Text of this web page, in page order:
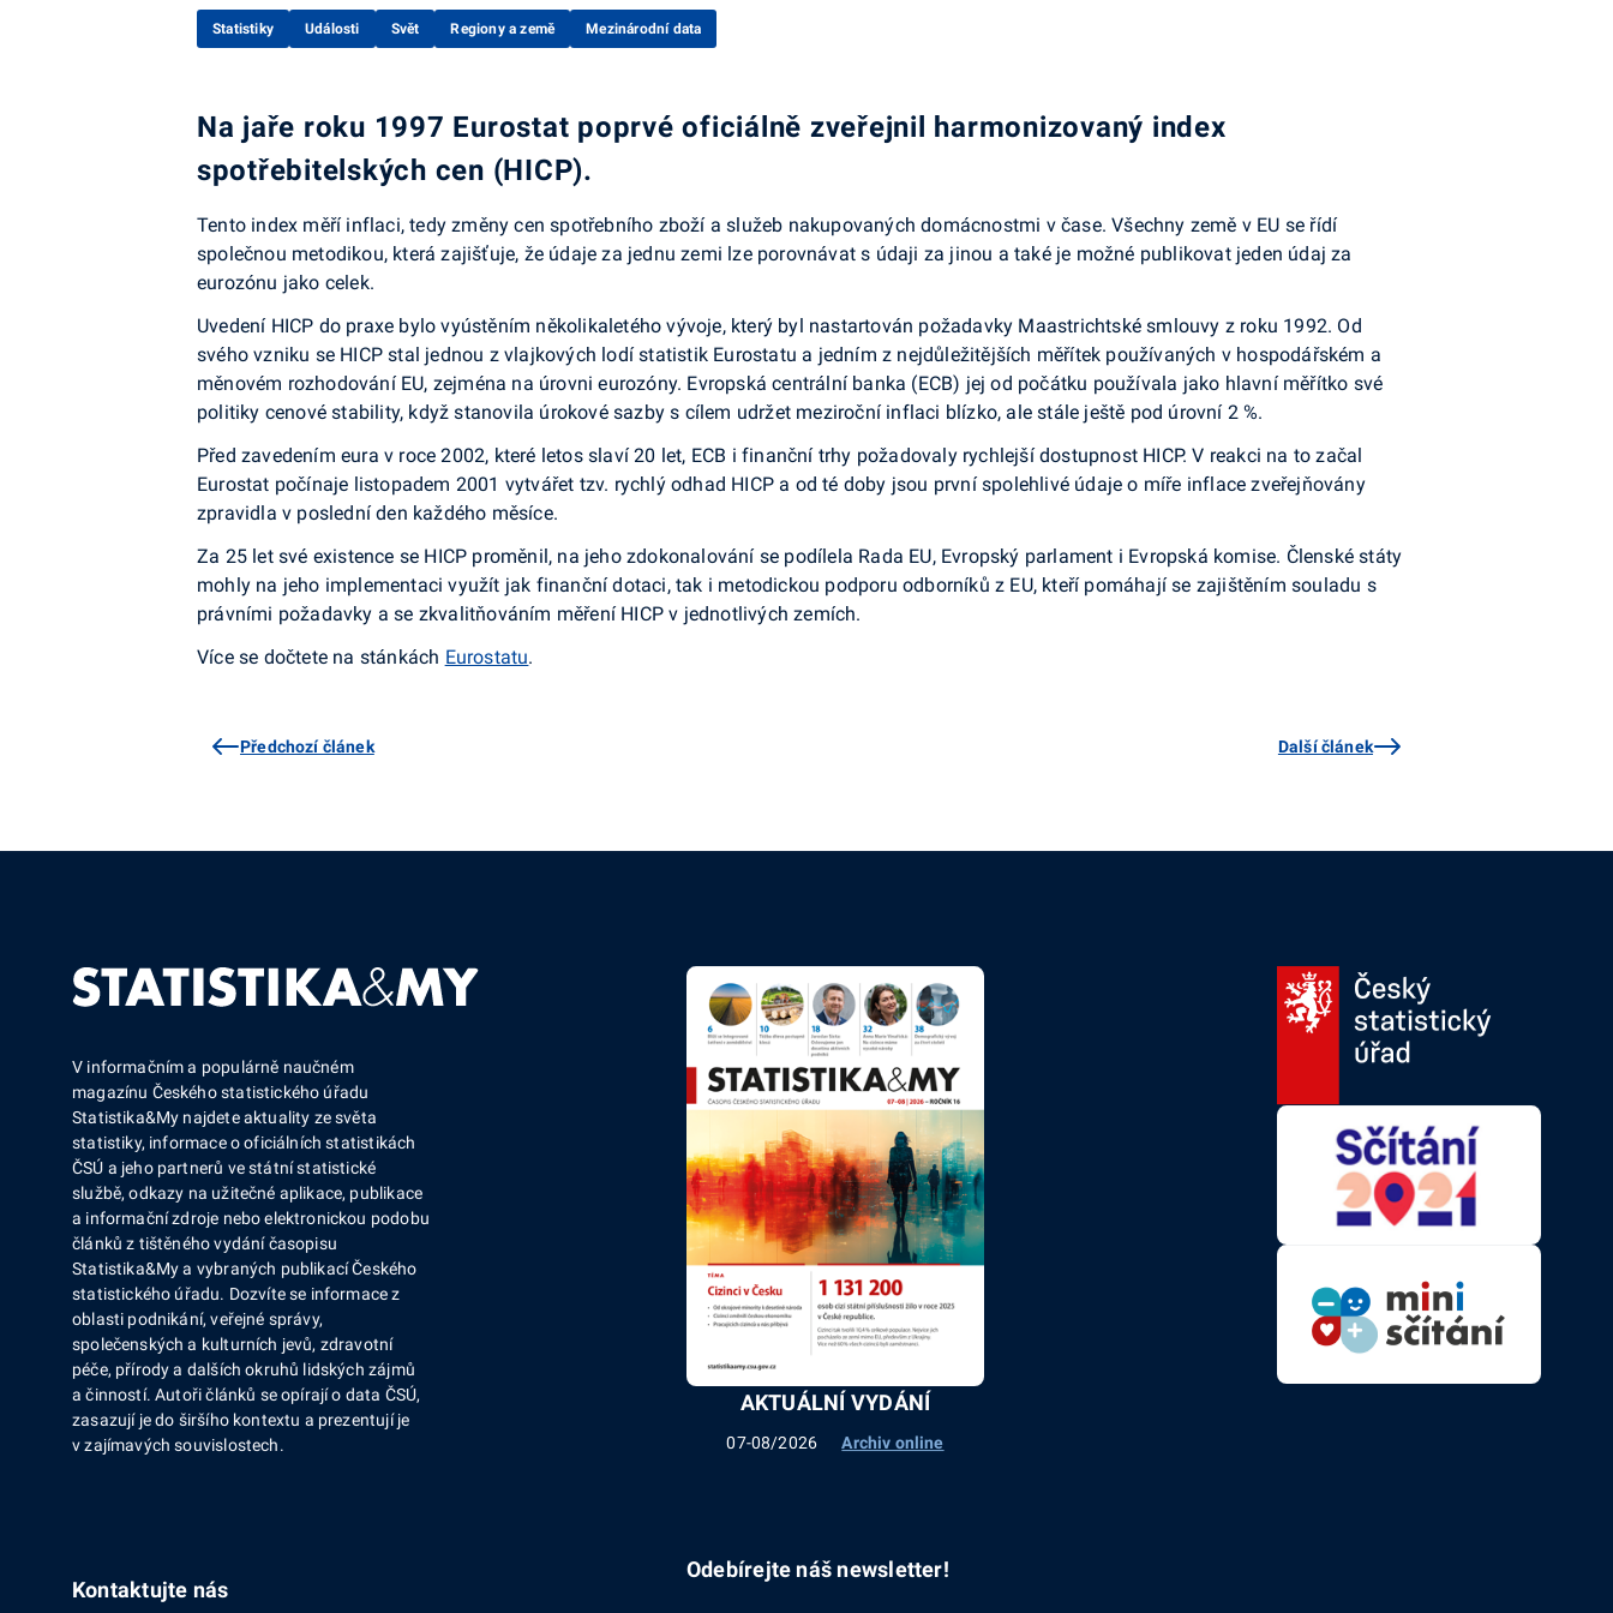
Statistiky Události Svět Regiony a země Mezinárodní data
Na jaře roku 1997 Eurostat poprvé oficiálně zveřejnil harmonizovaný index
spotřebitelských cen (HICP).
Tento index měří inflaci, tedy změny cen spotřebního zboží a služeb nakupovaných domácnostmi v čase. Všechny země v EU se řídí
společnou metodikou, která zajišťuje, že údaje za jednu zemi lze porovnávat s údaji za jinou a také je možné publikovat jeden údaj za
eurozónu jako celek.
Uvedení HICP do praxe bylo vyústěním několikaletého vývoje, který byl nastartován požadavky Maastrichtské smlouvy z roku 1992. Od
svého vzniku se HICP stal jednou z vlajkových lodí statistik Eurostatu a jedním z nejdůležitějších měřítek používaných v hospodářském a
měnovém rozhodování EU, zejména na úrovni eurozóny. Evropská centrální banka (ECB) jej od počátku používala jako hlavní měřítko své
politiky cenové stability, když stanovila úrokové sazby s cílem udržet meziroční inflaci blízko, ale stále ještě pod úrovní 2 %.
Před zavedením eura v roce 2002, které letos slaví 20 let, ECB i finanční trhy požadovaly rychlejší dostupnost HICP. V reakci na to začal
Eurostat počínaje listopadem 2001 vytvářet tzv. rychlý odhad HICP a od té doby jsou první spolehlivé údaje o míře inflace zveřejňovány
zpravidla v poslední den každého měsíce.
Za 25 let své existence se HICP proměnil, na jeho zdokonalování se podílela Rada EU, Evropský parlament i Evropská komise. Členské státy
mohly na jeho implementaci využít jak finanční dotaci, tak i metodickou podporu odborníků z EU, kteří pomáhají se zajištěním souladu s
právními požadavky a se zkvalitňováním měření HICP v jednotlivých zemích.
Více se dočtete na stánkách Eurostatu.
Předchozí článek Další článek
V informačním a populárně naučném
magazínu Českého statistického úřadu
Statistika&My najdete aktuality ze světa
statistiky, informace o oficiálních statistikách
ČSÚ a jeho partnerů ve státní statistické
službě, odkazy na užitečné aplikace, publikace
a informační zdroje nebo elektronickou podobu
článků z tištěného vydání časopisu
Statistika&My a vybraných publikací Českého
statistického úřadu. Dozvíte se informace z
oblasti podnikání, veřejné správy,
společenských a kulturních jevů, zdravotní
péče, přírody a dalších okruhů lidských zájmů
a činností. Autoři článků se opírají o data ČSÚ,
zasazují je do širšího kontextu a prezentují je
v zajímavých souvislostech.
Kontaktujte nás
AKTUÁLNÍ VYDÁNÍ
07-08/2026 Archiv online
Odebírejte náš newsletter!